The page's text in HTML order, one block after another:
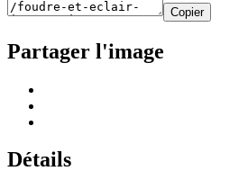
Copier
Partager l'image
Détails